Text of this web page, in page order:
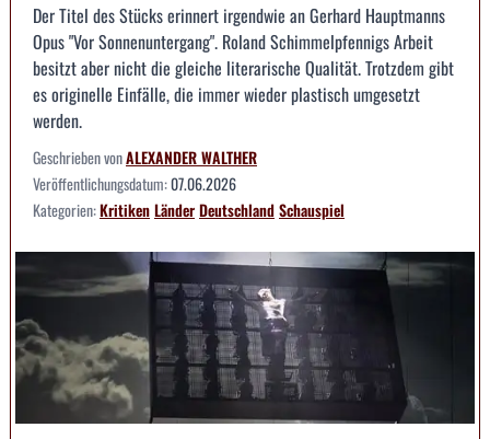
Der Titel des Stücks erinnert irgendwie an Gerhard Hauptmanns
Opus "Vor Sonnenuntergang". Roland Schimmelpfennigs Arbeit
besitzt aber nicht die gleiche literarische Qualität. Trotzdem gibt
es originelle Einfälle, die immer wieder plastisch umgesetzt
werden.
Geschrieben vonALEXANDER WALTHER
Veröffentlichungsdatum:07.06.2026
Kategorien:KritikenLänderDeutschlandSchauspiel